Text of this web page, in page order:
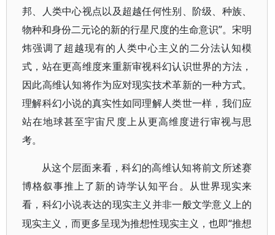
邦、人类中心视点以及超越任何性别、阶级、种族、
物种和身份二元论的新的行星尺度的生命意识”。宋明
炜强调了超越现有的人类中心主义的二分法认知模
式，站在更高维度来重新审视科幻认识世界的方法，
因此高维认知将作为应对现实技术革新的一种方式。
理解科幻小说的真实性如同理解人类世一样，我们应
站在地球甚至宇宙尺度上从更高维度进行审视与思
考。
从这个层面来看，科幻的高维认知将前文所述赛
博格叙事推上了新的诗学认知平台。从世界现实来
看，科幻小说表达的现实主义并非一般文学意义上的
现实主义，而更多呈现为推想性现实主义，也即“推想